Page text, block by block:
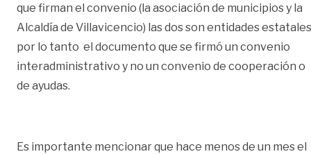
que firman el convenio (la asociación de municipios y la
Alcaldía de Villavicencio) las dos son entidades estatales
por lo tanto el documento que se firmó un convenio
interadministrativo y no un convenio de cooperación o
de ayudas.
Es importante mencionar que hace menos de un mes el